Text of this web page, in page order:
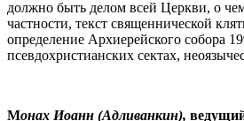
должно быть делом всей Церкви, о чем
частности, текст священнической
определение Архиерейского собора
псевдохристианских сектах,
Монах Иоанн (Адливанкин),